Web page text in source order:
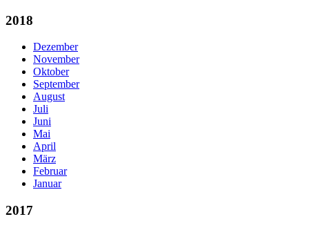
2018
Dezember
November
Oktober
September
August
Juli
Juni
Mai
April
März
Februar
Januar
2017